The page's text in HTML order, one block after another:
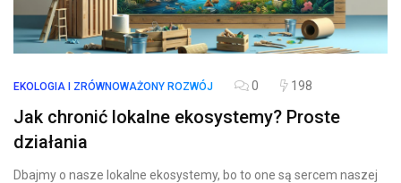
EKOLOGIA I ZRÓWNOWAŻONY ROZWÓJ 0 198
Jak chronić lokalne ekosystemy? Proste
działania
Dbajmy o nasze lokalne ekosystemy, bo to one są sercem naszej